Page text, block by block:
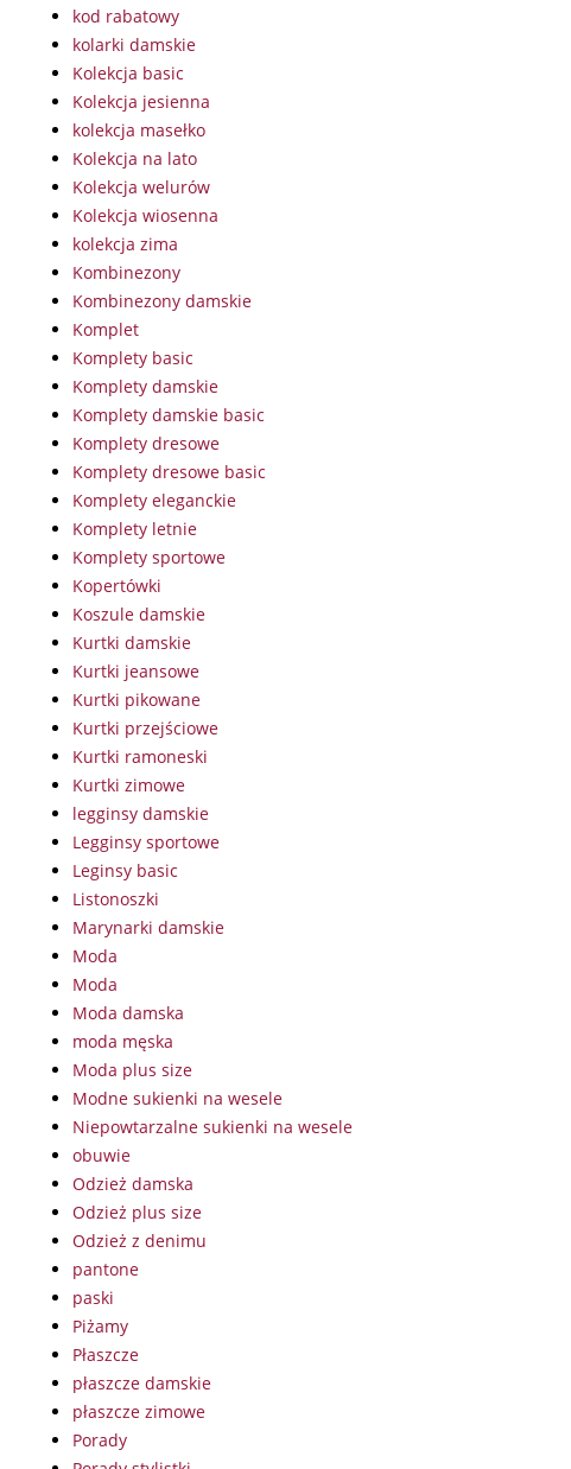
kod rabatowy
kolarki damskie
Kolekcja basic
Kolekcja jesienna
kolekcja masełko
Kolekcja na lato
Kolekcja welurów
Kolekcja wiosenna
kolekcja zima
Kombinezony
Kombinezony damskie
Komplet
Komplety basic
Komplety damskie
Komplety damskie basic
Komplety dresowe
Komplety dresowe basic
Komplety eleganckie
Komplety letnie
Komplety sportowe
Kopertówki
Koszule damskie
Kurtki damskie
Kurtki jeansowe
Kurtki pikowane
Kurtki przejściowe
Kurtki ramoneski
Kurtki zimowe
legginsy damskie
Legginsy sportowe
Leginsy basic
Listonoszki
Marynarki damskie
Moda
Moda
Moda damska
moda męska
Moda plus size
Modne sukienki na wesele
Niepowtarzalne sukienki na wesele
obuwie
Odzież damska
Odzież plus size
Odzież z denimu
pantone
paski
Piżamy
Płaszcze
płaszcze damskie
płaszcze zimowe
Porady